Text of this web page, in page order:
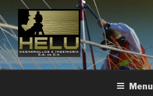
to
content
Menu